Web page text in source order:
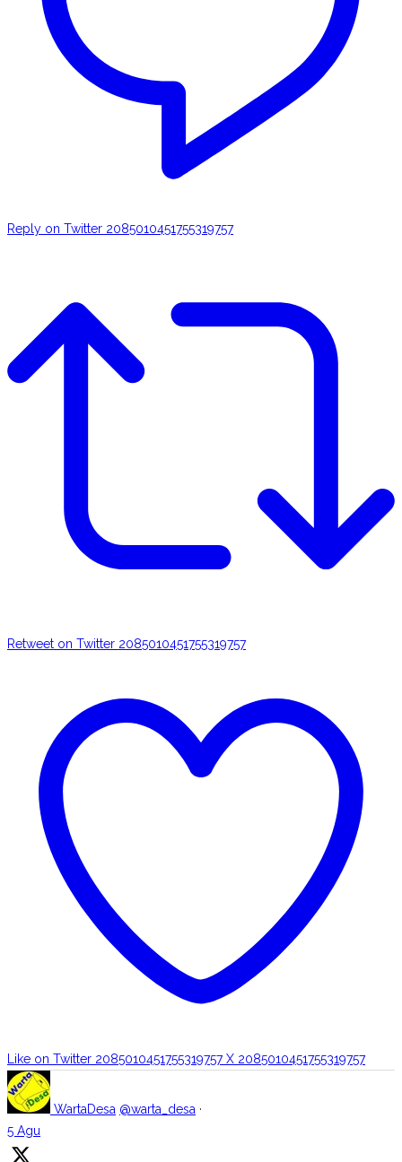
Reply on Twitter 2085010451755319757
Retweet on Twitter 2085010451755319757
Like on Twitter 2085010451755319757 X 2085010451755319757
WartaDesa @warta_desa ·
5 Agu